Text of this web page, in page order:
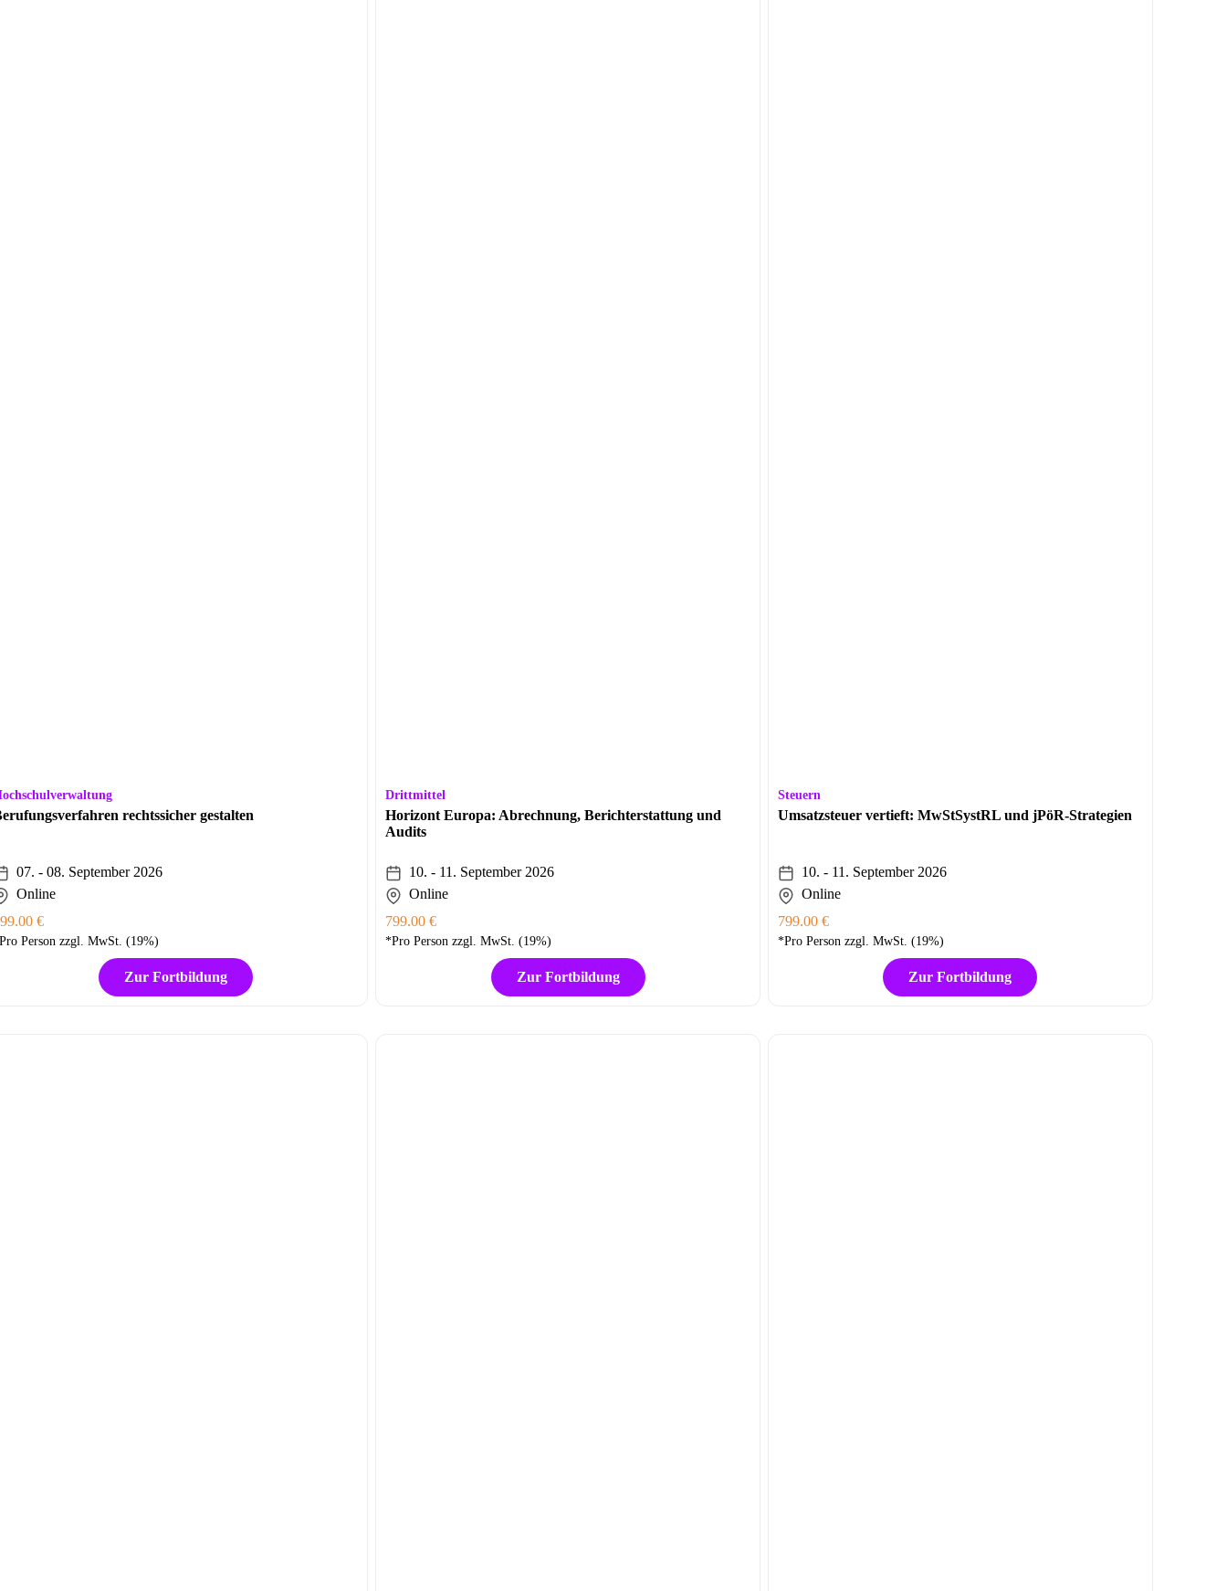
rechtssicher gestalten
07. - 08. September 2026
Online
€
Person zzgl. MwSt. (19%)
Zur Fortbildung
Drittmittel
Horizont Europa: Abrechnung, Berichterstattung und
Audits
10. - 11. September 2026
Online
799.00 €
*Pro Person zzgl. MwSt. (19%)
Zur Fortbildung
Steuern
Umsatzsteuer vertieft: MwStSystRL und jPöR-Strategien
10. - 11. September 2026
Online
799.00 €
*Pro Person zzgl. MwSt. (19%)
Zur Fortbildung